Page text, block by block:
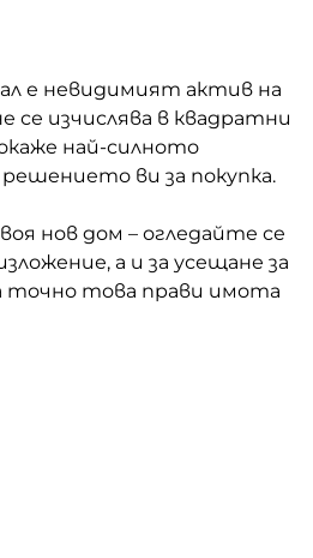
е невидимият актив на
се изчислява в квадратни
най-силното
ви за покупка.
нов дом – огледайте се
а и за усещане за
точно това прави имота